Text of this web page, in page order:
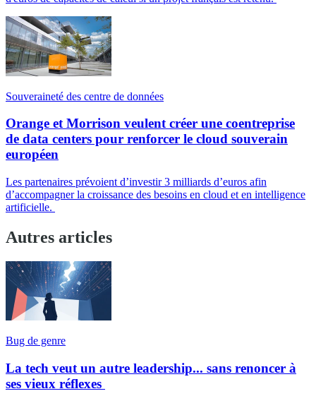
Souveraineté des centre de données
Orange et Morrison veulent créer une coentreprise
de data centers pour renforcer le cloud souverain
européen
Les partenaires prévoient d’investir 3 milliards d’euros afin
d’accompagner la croissance des besoins en cloud et en intelligence
artificielle.
Autres articles
Bug de genre
La tech veut un autre leadership... sans renoncer à
ses vieux réflexes